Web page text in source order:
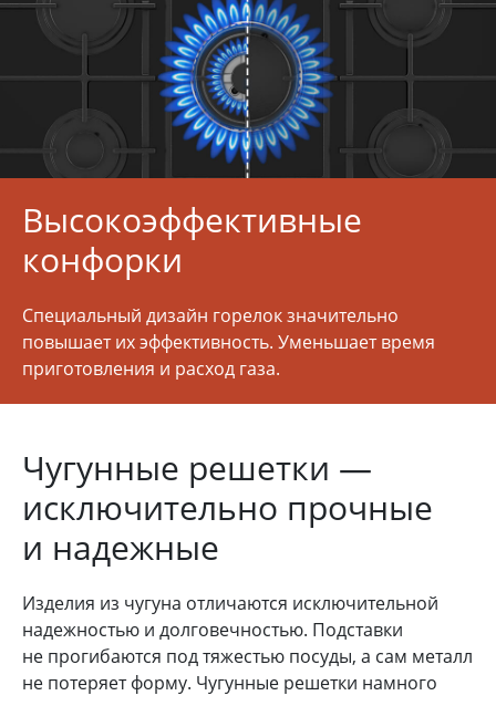
Высокоэффективные
конфорки
Специальный дизайн горелок значительно
повышает их эффективность. Уменьшает время
приготовления и расход газа.
Чугунные решетки —
исключительно прочные
и надежные
Изделия из чугуна отличаются исключительной
надежностью и долговечностью. Подставки
не прогибаются под тяжестью посуды, а сам металл
не потеряет форму. Чугунные решетки намного